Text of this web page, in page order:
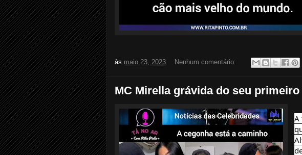
às maio 23, 2023 Nenhum comentário:
MC Mirella grávida do seu
A